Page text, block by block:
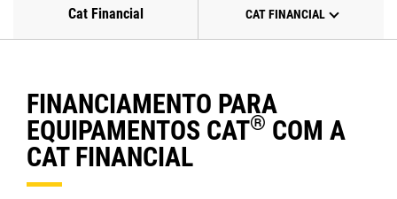
Cat Financial CAT FINANCIAL
FINANCIAMENTO PARA
EQUIPAMENTOS CAT® COM A
CAT FINANCIAL